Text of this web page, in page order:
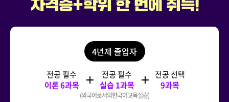
4년제 졸업자
전공 필수
이론 6과목
전공 필수
실습 1과목
전공 선택
9과목
(외국어로서의한국어교육실습)